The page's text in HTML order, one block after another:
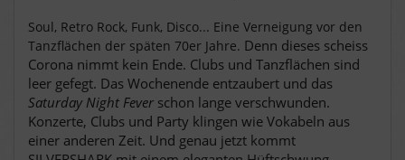
Soul, Retro Rock, Funk, Disco... Eine Verneigung vor den
Tanzflächen der späten 70er Jahre. Denn dieses scheiss
Corona nimmt kein Ende. Clubs und Tanzflächen sind
leer gefegt. Das Wochenende entzaubert und das
Saturday Night Fever schon lange verschwunden.
Konzerte, Clubs und Party klingen wie Vokabeln aus
einer anderen Zeit. Und genau jetzt kommt